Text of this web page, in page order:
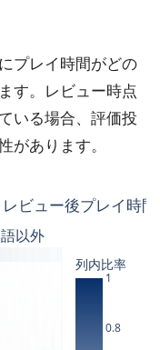
プレイ時間がどの
す。レビュー時点
いる場合、評価投
があります。